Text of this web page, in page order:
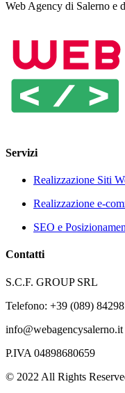
Web Agency di Salerno e
Servizi
Realizzazione Siti
Realizzazione e-
SEO e
Contatti
S.C.F. GROUP SRL
Telefono: +39 (089)
info@webagencysalerno.it
P.IVA 04898680659
© 2022 All Rights